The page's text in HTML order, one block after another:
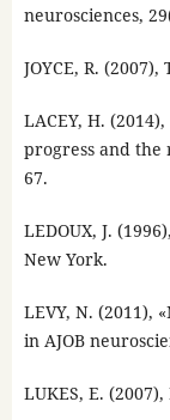
neurosciences,
JOYCE, R.
LACEY, H.
progress and the
67.
LEDOUX, J.
New York.
LEVY, N. (2011),
in AJOB
LUKES, E.